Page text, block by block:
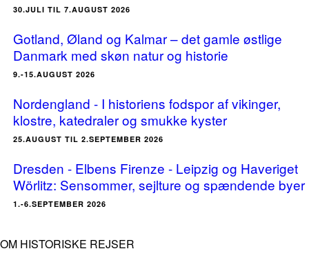
30.JULI TIL 7.AUGUST 2026
Gotland, Øland og Kalmar – det gamle østlige
Danmark med skøn natur og historie
9.-15.AUGUST 2026
Nordengland - I historiens fodspor af vikinger,
klostre, katedraler og smukke kyster
25.AUGUST TIL 2.SEPTEMBER 2026
Dresden - Elbens Firenze - Leipzig og Haveriget
Wörlitz: Sensommer, sejlture og spændende byer
1.-6.SEPTEMBER 2026
OM HISTORISKE REJSER